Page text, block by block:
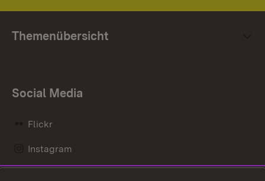
Themenübersicht
Social Media
Flickr
Instagram